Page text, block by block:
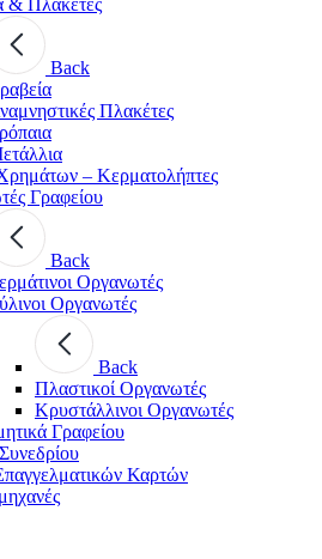
Back
Πλακέτες
– Κερματολήπτες
Γραφείου
Back
Οργανωτές
Οργανωτές
Back
Πλαστικοί Οργανωτές
Κρυστάλλινοι Οργανωτές
Γραφείου
Καρτών